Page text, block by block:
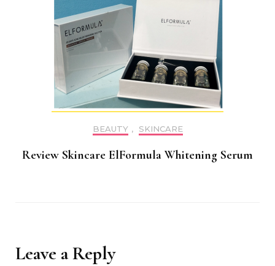
BEAUTY , SKINCARE
Review Skincare ElFormula Whitening Serum
Leave a Reply